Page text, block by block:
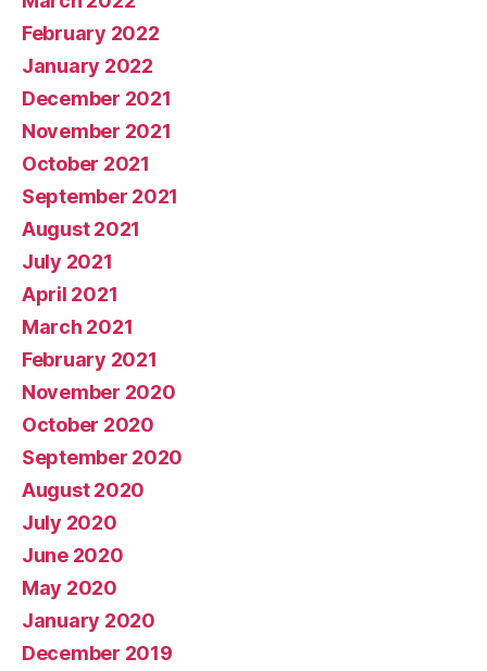
February 2022
January 2022
December 2021
November 2021
October 2021
September 2021
August 2021
July 2021
April 2021
March 2021
February 2021
November 2020
October 2020
September 2020
August 2020
July 2020
June 2020
May 2020
January 2020
December 2019